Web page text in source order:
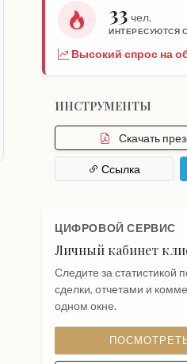
33 чел.
ИНТЕРЕСУЮТСЯ
Высокий спрос на
ИНСТРУМЕНТЫ
Скачать
Ссылка
ЦИФРОВОЙ СЕРВИС
Личный кабинет
Следите за статистикой
сделки, отчетами и
одном окне.